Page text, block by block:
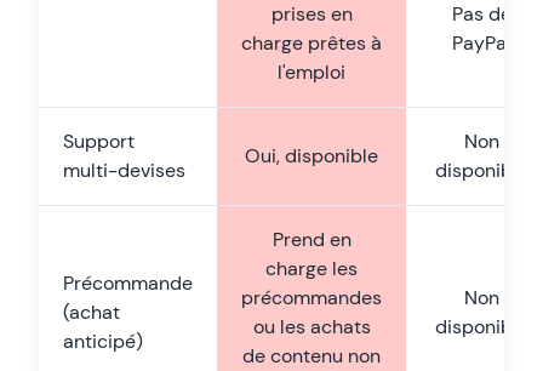
prises en
charge prêtes à
l'emploi
Pas de
PayPal
Support
multi-devises
Oui, disponible
Non
disponible
Précommande
(achat
anticipé)
Prend en
charge les
précommandes
ou les achats
de contenu non
Non
disponible